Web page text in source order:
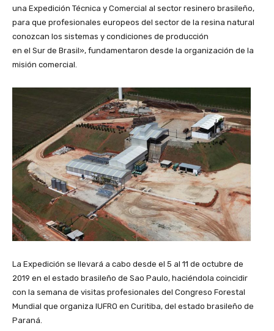
una Expedición Técnica y Comercial al sector resinero brasileño,
para que profesionales europeos del sector de la resina natural
conozcan los sistemas y condiciones de producción
en el Sur de Brasil», fundamentaron desde la organización de la
misión comercial.
La Expedición se llevará a cabo desde el 5 al 11 de octubre de
2019 en el estado brasileño de Sao Paulo, haciéndola coincidir
con la semana de visitas profesionales del Congreso Forestal
Mundial que organiza IUFRO en Curitiba, del estado brasileño de
Paraná.